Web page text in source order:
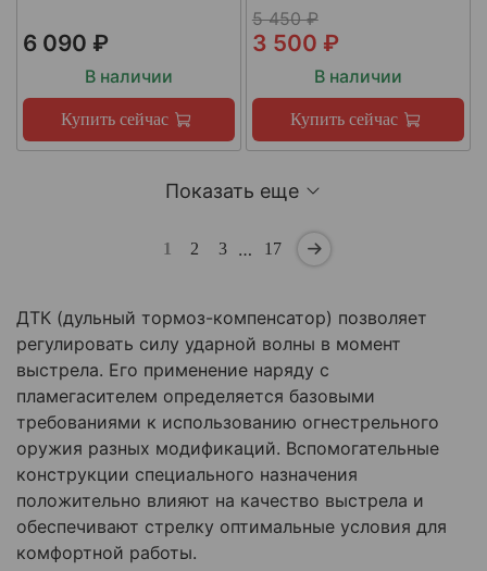
6 090 ₽
В наличии
Купить сейчас
5 450 ₽
3 500 ₽
В наличии
Купить сейчас
Показать еще
1 2 3 … 17
ДТК (дульный тормоз-компенсатор) позволяет
регулировать силу ударной волны в момент
выстрела. Его применение наряду с
пламегасителем определяется базовыми
требованиями к использованию огнестрельного
оружия разных модификаций. Вспомогательные
конструкции специального назначения
положительно влияют на качество выстрела и
обеспечивают стрелку оптимальные условия для
комфортной работы.